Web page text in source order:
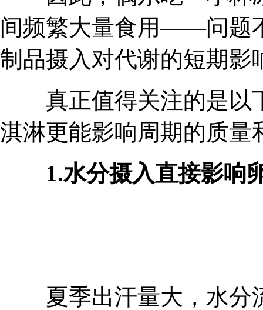
间频繁大量食用——问题
制品摄入对代谢的短期影
真正值得关注的是以
淇淋更能影响周期的质量
1.水分摄入直接影响
夏季出汗量大，水分